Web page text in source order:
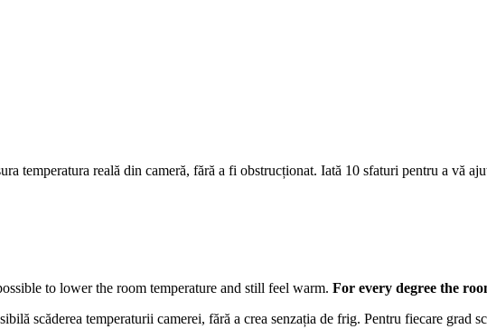
temperatura reală din cameră, fără a fi obstrucționat. Iată 10 sfaturi pentru a vă
to lower the room temperature and still feel warm. For every degree the
scăderea temperaturii camerei, fără a crea senzația de frig. Pentru fiecare grad